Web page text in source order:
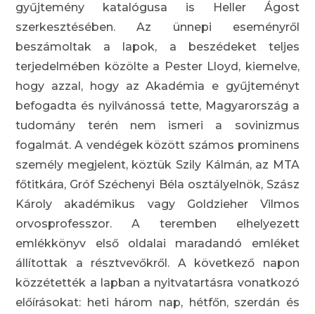
gyűjtemény katalógusa is Heller Ágost
szerkesztésében. Az ünnepi eseményről
beszámoltak a lapok, a beszédeket teljes
terjedelmében közölte a Pester Lloyd, kiemelve,
hogy azzal, hogy az Akadémia e gyűjteményt
befogadta és nyilvánossá tette, Magyarország a
tudomány terén nem ismeri a sovinizmus
fogalmát. A vendégek között számos prominens
személy megjelent, köztük Szily Kálmán, az MTA
főtitkára, Gróf Széchenyi Béla osztályelnök, Szász
Károly akadémikus vagy Goldzieher Vilmos
orvosprofesszor. A teremben elhelyezett
emlékkönyv első oldalai maradandó emléket
állítottak a résztvevőkről. A következő napon
közzétették a lapban a nyitvatartásra vonatkozó
előírásokat: heti három nap, hétfőn, szerdán és